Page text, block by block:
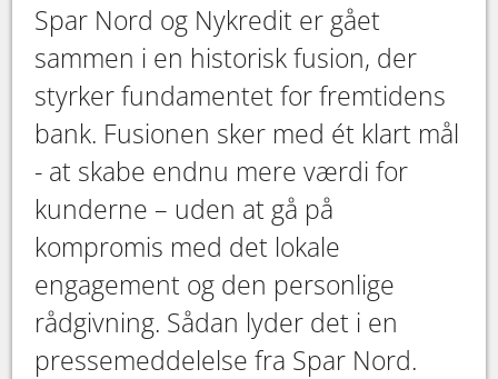
Spar Nord og Nykredit er gået
sammen i en historisk fusion, der
styrker fundamentet for fremtidens
bank. Fusionen sker med ét klart mål
- at skabe endnu mere værdi for
kunderne – uden at gå på
kompromis med det lokale
engagement og den personlige
rådgivning. Sådan lyder det i en
pressemeddelelse fra Spar Nord.